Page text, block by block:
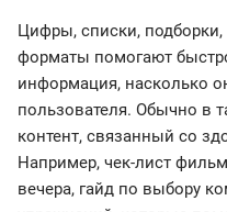
Цифры, списки,
форматы помогают
информация, насколько
пользователя. Обычно в
контент, связанный со
Например, чек-лист
вечера, гайд по выбору